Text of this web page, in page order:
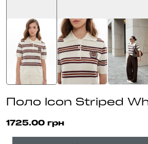
Поло Icon Striped
1725.00 грн